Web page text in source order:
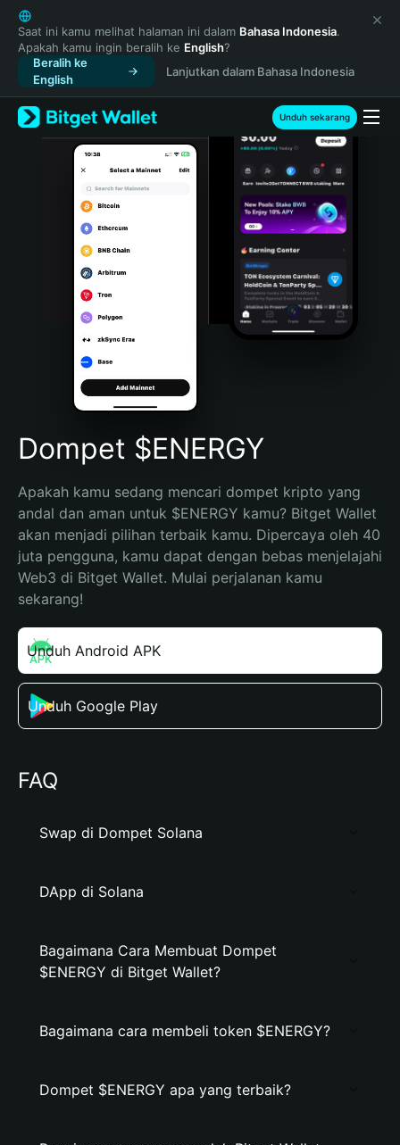
English
日本語
Tiếng Việt
Русский
Español (Latinoamérica)
Türkçe
Italiano
Português (Portugal)
Bahasa Indonesia
Português (Brasil)
Español (Argentina)
Saat ini kamu melihat halaman ini dalam Bahasa Indonesia.
Apakah kamu ingin beralih ke English?
Beralih ke
English
Lanjutkan dalam Bahasa Indonesia
Unduh sekarang
Dompet $ENERGY
Apakah kamu sedang mencari dompet kripto yang
andal dan aman untuk $ENERGY kamu? Bitget Wallet
akan menjadi pilihan terbaik kamu. Dipercaya oleh 40
juta pengguna, kamu dapat dengan bebas menjelajahi
Web3 di Bitget Wallet. Mulai perjalanan kamu
sekarang!
Unduh Android APK
Unduh Google Play
FAQ
Swap di Dompet Solana
DApp di Solana
Bagaimana Cara Membuat Dompet
$ENERGY di Bitget Wallet?
Bagaimana cara membeli token $ENERGY?
Dompet $ENERGY apa yang terbaik?